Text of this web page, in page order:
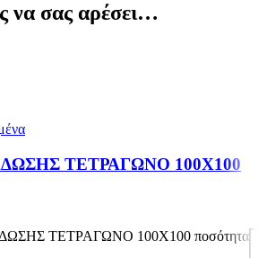
να σας αρέσει…
ΤΕΤΡΑΓΩΝΟ 100X100
ΤΕΤΡΑΓΩΝΟ 100X100 ποσότητα